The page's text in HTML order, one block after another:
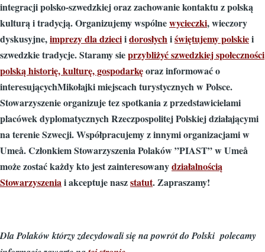
integracji polsko-szwedzkiej oraz zachowanie kontaktu z polską
kulturą i tradycją. Organizujemy wspólnewycieczki, wieczory
dyskusyjne,imprezy dla dzieciidorosłychiświętujemy polskiei
szwedzkie tradycje. Staramy sieprzybliżyć szwedzkiej społeczności
polską historię, kulturę, gospodarkęoraz informować o
interesującychMikołajki miejscach turystycznych w Polsce.
Stowarzyszenie organizuje tez spotkania z przedstawicielami
placówek dyplomatycznych Rzeczpospolitej Polskiej działającymi
na terenie Szwecji. Współpracujemy z innymi organizacjami w
Umeå. Członkiem Stowarzyszenia Polaków ”PIAST” w Umeå
może zostać każdy kto jest zainteresowanydziałalnością
Stowarzyszeniai akceptuje naszstatut. Zapraszamy!
Dla Polaków którzy zdecydowali się na powrót do Polski polecamy